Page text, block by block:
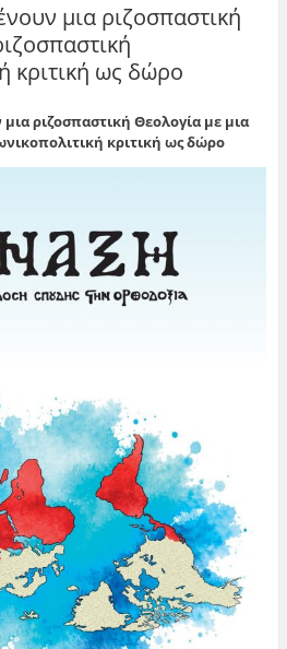
μια ριζοσπαστική
κριτική ως δώρο
ριζοσπαστική Θεολογία με μια
κριτική ως δώρο